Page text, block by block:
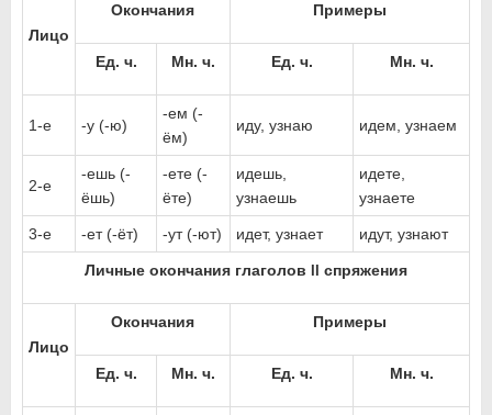
Лицо
Окончания Примеры
Ед. ч. Мн. ч. Ед. ч. Мн. ч.
1-е -у (-ю)
-ем (-
ём)
иду, узнаю идем, узнаем
2-е
-ешь (-
ёшь)
-ете (-
ёте)
идешь,
узнаешь
идете,
узнаете
3-е -ет (-ёт) -ут (-ют) идет, узнает идут, узнают
Личные окончания глаголов спряжения
Лицо
Окончания Примеры
Ед. ч. Мн. ч. Ед. ч. Мн. ч.